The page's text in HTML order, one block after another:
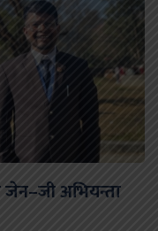
जेन–जी अभियन्ता